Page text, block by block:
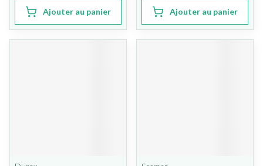
Ajouter au panier Ajouter au panier